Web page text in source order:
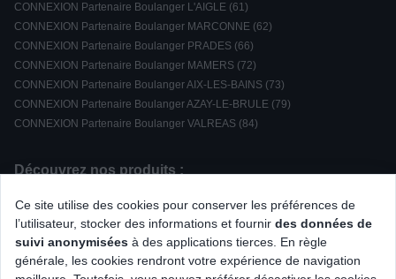
Ce site utilise des cookies pour conserver les préférences de
l’utilisateur, stocker des informations et fournir des données de
suivi anonymisées à des applications tierces. En règle
générale, les cookies rendront votre expérience de navigation
CONNEXION Partenaire Boulanger L'AIGLE (61)
CONNEXION Partenaire Boulanger MARCONNE (62)
CONNEXION Partenaire Boulanger PRADES (66)
CONNEXION Partenaire Boulanger MAMERS (72)
CONNEXION Partenaire Boulanger AIX-LES-BAINS (73)
CONNEXION Partenaire Boulanger AZAY-LE-BRULE (79)
CONNEXION Partenaire Boulanger VALREAS (84)
Découvrez nos produits :
Machine à pain / Playstation / Webcam / Micro / Lave-linge top
Hotte Décorative /
Réfrigérateur avec freezer Machine à glaçons
Chargeur, nettoyant, housse / Nintendo / Mini Chaîne /